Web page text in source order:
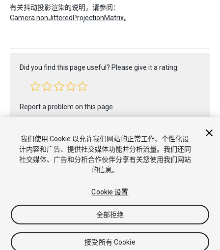
有关抖动投影渲染的说明，请参阅：
Camera.nonJitteredProjectionMatrix。
Did you find this page useful? Please give it a rating:
Report a problem on this page
论坛 Asset Store
我们使用 Cookie 以允许我们网站的正常工作、个性化设
计内容和广告、提供社交媒体功能并分析流量。我们还同
社交媒体、广告和分析合作伙伴分享有关您使用我们网站
的信息。
Cookie 设置
全部拒绝
接受所有 Cookie